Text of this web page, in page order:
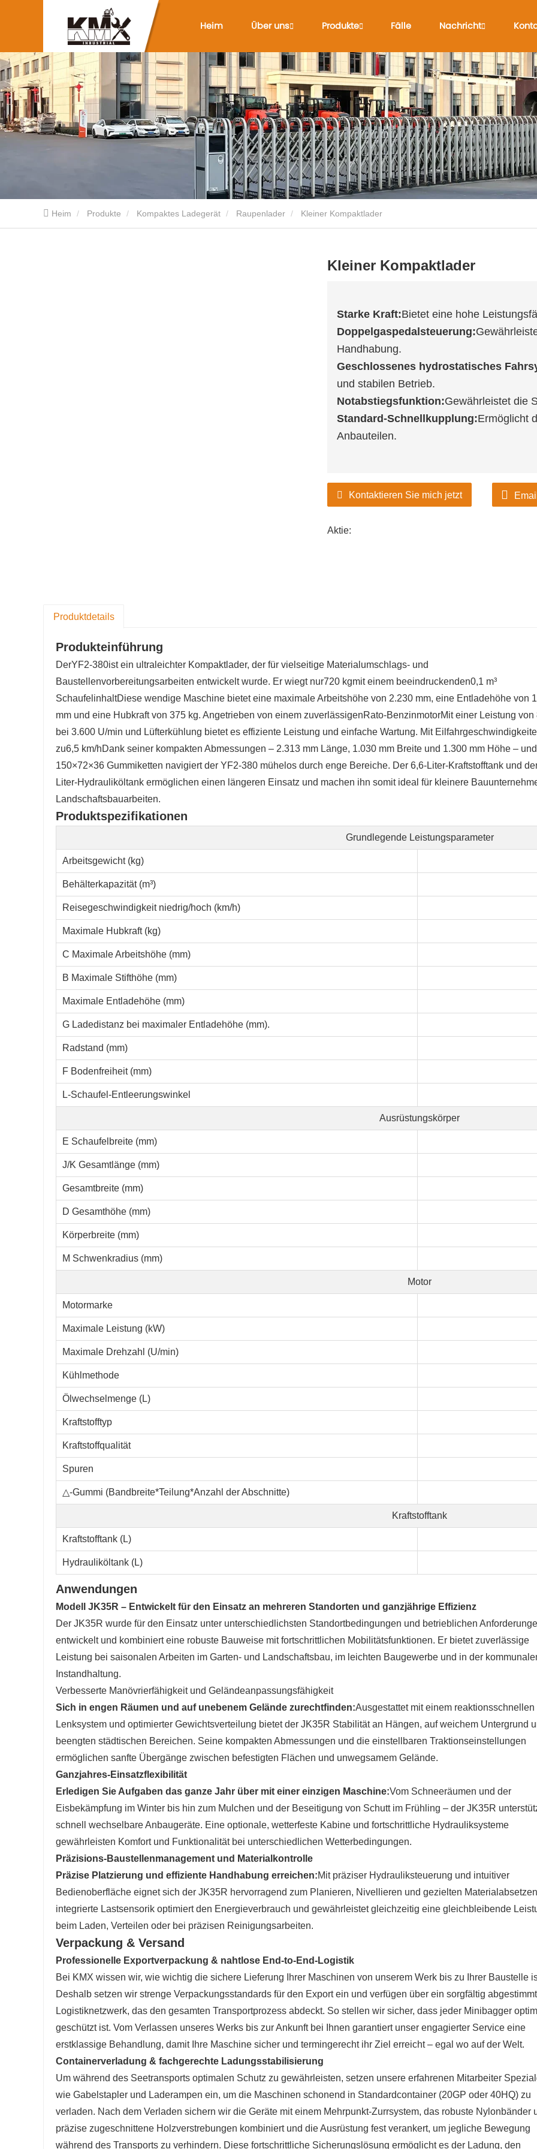
Heim Über uns Produkte Fälle Nachricht
Heim Produkte Kompaktes Ladegerät Raupenlader Kleiner Kompaktlader
Kleiner Kompaktlader
Starke Kraft:Bietet eine hohe
Doppelgaspedalsteuerung:
Handhabung.
Geschlossenes hydrostatisches
und stabilen Betrieb.
Notabstiegsfunktion:Gewährleistet die
Standard-Schnellkupplung:Ermöglicht
Anbauteilen.
Kontaktieren Sie mich jetzt Email
Aktie:
Produktdetails
Produkteinführung
DerYF2-380ist ein ultraleichter Kompaktlader, der für vielseitige Materialumschlags- und
Baustellenvorbereitungsarbeiten entwickelt wurde. Er wiegt nur720 kgmit einem beeindruckenden0,1 m³
SchaufelinhaltDiese wendige Maschine bietet eine maximale Arbeitshöhe von 2.230 mm, eine Entladehöhe von
mm und eine Hubkraft von 375 kg. Angetrieben von einem zuverlässigenRato-BenzinmotorMit einer Leistung von
bei 3.600 U/min und Lüfterkühlung bietet es effiziente Leistung und einfache Wartung. Mit
zu6,5 km/hDank seiner kompakten Abmessungen – 2.313 mm Länge, 1.030 mm Breite und 1.300 mm Höhe –
150×72×36 Gummiketten navigiert der YF2-380 mühelos durch enge Bereiche. Der 6,6-Liter-Kraftstofftank und
Liter-Hydrauliköltank ermöglichen einen längeren Einsatz und machen ihn somit ideal für kleinere
Landschaftsbauarbeiten.
Produktspezifikationen
Grundlegende Leistungsparameter
Arbeitsgewicht (kg)
Behälterkapazität (m³)
Reisegeschwindigkeit niedrig/hoch (km/h)
Maximale Hubkraft (kg)
C Maximale Arbeitshöhe (mm)
B Maximale Stifthöhe (mm)
Maximale Entladehöhe (mm)
G Ladedistanz bei maximaler Entladehöhe (mm).
Radstand (mm)
F Bodenfreiheit (mm)
L-Schaufel-Entleerungswinkel
Ausrüstungskörper
E Schaufelbreite (mm)
J/K Gesamtlänge (mm)
Gesamtbreite (mm)
D Gesamthöhe (mm)
Körperbreite (mm)
M Schwenkradius (mm)
Motor
Motormarke
Maximale Leistung (kW)
Maximale Drehzahl (U/min)
Kühlmethode
Ölwechselmenge (L)
Kraftstofftyp
Kraftstoffqualität
Spuren
△-Gummi (Bandbreite*Teilung*Anzahl der Abschnitte)
Kraftstofftank
Kraftstofftank (L)
Hydrauliköltank (L)
Anwendungen
Modell JK35R – Entwickelt für den Einsatz an mehreren Standorten und ganzjährige Effizienz
Der JK35R wurde für den Einsatz unter unterschiedlichsten Standortbedingungen und betrieblichen
entwickelt und kombiniert eine robuste Bauweise mit fortschrittlichen Mobilitätsfunktionen. Er bietet zuverlässige
Leistung bei saisonalen Arbeiten im Garten- und Landschaftsbau, im leichten Baugewerbe und in der
Instandhaltung.
Verbesserte Manövrierfähigkeit und Geländeanpassungsfähigkeit
Sich in engen Räumen und auf unebenem Gelände zurechtfinden:Ausgestattet mit einem reaktionsschnellen
Lenksystem und optimierter Gewichtsverteilung bietet der JK35R Stabilität an Hängen, auf weichem Untergrund
beengten städtischen Bereichen. Seine kompakten Abmessungen und die einstellbaren Traktionseinstellungen
ermöglichen sanfte Übergänge zwischen befestigten Flächen und unwegsamem Gelände.
Ganzjahres-Einsatzflexibilität
Erledigen Sie Aufgaben das ganze Jahr über mit einer einzigen Maschine:Vom Schneeräumen und der
Eisbekämpfung im Winter bis hin zum Mulchen und der Beseitigung von Schutt im Frühling – der JK35R
schnell wechselbare Anbaugeräte. Eine optionale, wetterfeste Kabine und fortschrittliche Hydrauliksysteme
gewährleisten Komfort und Funktionalität bei unterschiedlichen Wetterbedingungen.
Präzisions-Baustellenmanagement und Materialkontrolle
Präzise Platzierung und effiziente Handhabung erreichen:Mit präziser Hydrauliksteuerung und intuitiver
Bedienoberfläche eignet sich der JK35R hervorragend zum Planieren, Nivellieren und gezielten
integrierte Lastsensorik optimiert den Energieverbrauch und gewährleistet gleichzeitig eine gleichbleibende
beim Laden, Verteilen oder bei präzisen Reinigungsarbeiten.
Verpackung & Versand
Professionelle Exportverpackung & nahtlose End-to-End-Logistik
Bei KMX wissen wir, wie wichtig die sichere Lieferung Ihrer Maschinen von unserem Werk bis zu Ihrer Baustelle
Deshalb setzen wir strenge Verpackungsstandards für den Export ein und verfügen über ein sorgfältig
Logistiknetzwerk, das den gesamten Transportprozess abdeckt. So stellen wir sicher, dass jeder Minibagger
geschützt ist. Vom Verlassen unseres Werks bis zur Ankunft bei Ihnen garantiert unser engagierter Service eine
erstklassige Behandlung, damit Ihre Maschine sicher und termingerecht ihr Ziel erreicht – egal wo auf der Welt.
Containerverladung & fachgerechte Ladungsstabilisierung
Um während des Seetransports optimalen Schutz zu gewährleisten, setzen unsere erfahrenen Mitarbeiter
wie Gabelstapler und Laderampen ein, um die Maschinen schonend in Standardcontainer (20GP oder 40HQ) zu
verladen. Nach dem Verladen sichern wir die Geräte mit einem Mehrpunkt-Zurrsystem, das robuste Nylonbänder
präzise zugeschnittene Holzverstrebungen kombiniert und die Ausrüstung fest verankert, um jegliche Bewegung
während des Transports zu verhindern. Diese fortschrittliche Sicherungslösung ermöglicht es der Ladung, den